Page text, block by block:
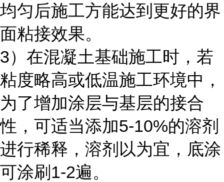
均匀后施工方能达到更好的界
面粘接效果。
3）在混凝土基础施工时，若
粘度略高或低温施工环境中，
为了增加涂层与基层的接合
性，可适当添加5-10%的溶剂
进行稀释，溶剂以为宜，底涂
可涂刷1-2遍。